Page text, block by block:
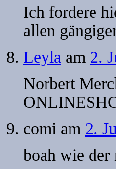
Ich fordere
allen
Leyla am 2.
Norbert
comi am 2.
boah wie